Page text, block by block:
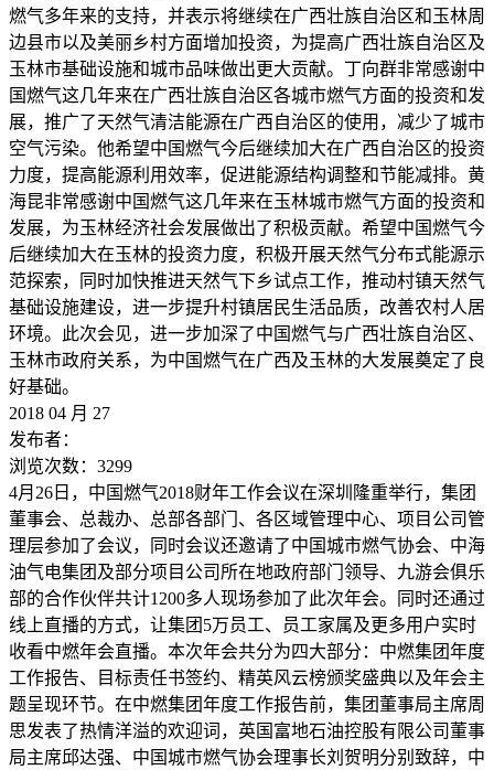
燃气多年来的支持，并表示将继续在广西壮族自治区和玉林周
边县市以及美丽乡村方面增加投资，为提高广西壮族自治区及
玉林市基础设施和城市品味做出更大贡献。丁向群非常感谢中
国燃气这几年来在广西壮族自治区各城市燃气方面的投资和发
展，推广了天然气清洁能源在广西自治区的使用，减少了城市
空气污染。他希望中国燃气今后继续加大在广西自治区的投资
力度，提高能源利用效率，促进能源结构调整和节能减排。黄
海昆非常感谢中国燃气这几年来在玉林城市燃气方面的投资和
发展，为玉林经济社会发展做出了积极贡献。希望中国燃气今
后继续加大在玉林的投资力度，积极开展天然气分布式能源示
范探索，同时加快推进天然气下乡试点工作，推动村镇天然气
基础设施建设，进一步提升村镇居民生活品质，改善农村人居
环境。此次会见，进一步加深了中国燃气与广西壮族自治区、
玉林市政府关系，为中国燃气在广西及玉林的大发展奠定了良
好基础。
2018 04 月 27
发布者：
浏览次数： 3299
4月26日，中国燃气2018财年工作会议在深圳隆重举行，集团
董事会、总裁办、总部各部门、各区域管理中心、项目公司管
理层参加了会议，同时会议还邀请了中国城市燃气协会、中海
油气电集团及部分项目公司所在地政府部门领导、九游会俱乐
部的合作伙伴共计1200多人现场参加了此次年会。同时还通过
线上直播的方式，让集团5万员工、员工家属及更多用户实时
收看中燃年会直播。本次年会共分为四大部分：中燃集团年度
工作报告、目标责任书签约、精英风云榜颁奖盛典以及年会主
题呈现环节。在中燃集团年度工作报告前，集团董事局主席周
思发表了热情洋溢的欢迎词，英国富地石油控股有限公司董事
局主席邱达强、中国城市燃气协会理事长刘贺明分别致辞，中